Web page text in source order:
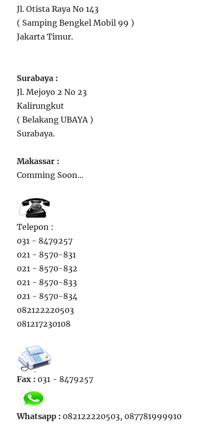
Jl. Otista Raya No 143
( Samping Bengkel Mobil 99 )
Jakarta Timur.
Surabaya :
Jl. Mejoyo 2 No 23
Kalirungkut
( Belakang UBAYA )
Surabaya.
Makassar :
Comming Soon...
Telepon :
031 - 8479257
021 - 8570-831
021 - 8570-832
021 - 8570-833
021 - 8570-834
082122220503
081217230108
Fax : 031 - 8479257
Whatsapp : 082122220503, 087781999910